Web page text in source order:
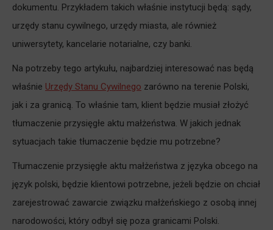
dokumentu. Przykładem takich właśnie instytucji będą: sądy,
urzędy stanu cywilnego, urzędy miasta, ale również
uniwersytety, kancelarie notarialne, czy banki.
Na potrzeby tego artykułu, najbardziej interesować nas będą
właśnie Urzędy Stanu Cywilnego zarówno na terenie Polski,
jak i za granicą. To właśnie tam, klient będzie musiał złożyć
tłumaczenie przysięgłe aktu małżeństwa. W jakich jednak
sytuacjach takie tłumaczenie będzie mu potrzebne?
Tłumaczenie przysięgłe aktu małżeństwa z języka obcego na
język polski, będzie klientowi potrzebne, jeżeli będzie on chciał
zarejestrować zawarcie związku małżeńskiego z osobą innej
narodowości, który odbył się poza granicami Polski.